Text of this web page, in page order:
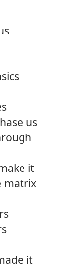
us
it
matrix
it